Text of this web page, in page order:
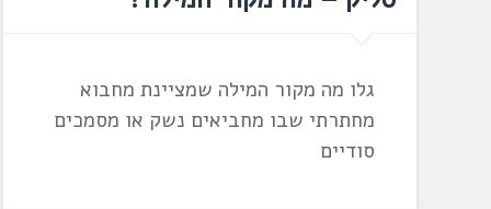
גלו מה מקור המילה שמציינת מחבוא
מחתרתי שבו מחביאים נשק או מסמכים
סודיים